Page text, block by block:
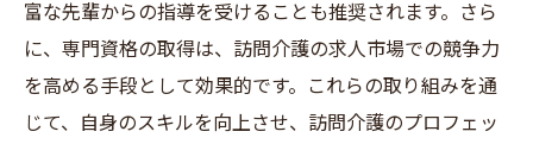
富な先輩からの指導を受けることも推奨されます。さら
に、専門資格の取得は、訪問介護の求人市場での競争力
を高める手段として効果的です。これらの取り組みを通
じて、自身のスキルを向上させ、訪問介護のプロフェッ